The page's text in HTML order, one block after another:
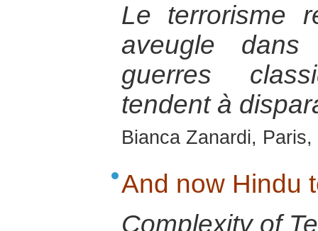
Le terrorisme
aveugle
guerres
tendent à
Bianca Zanardi,
And now Hindu
Complexity of